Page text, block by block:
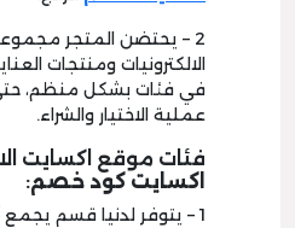
2 – يحتضن المتجر
الالكترونيات ومنتجات
في فئات بشكل منظم،
عملية الاختيار والشراء.
فئات موقع اكسايت
اكسايت كود خصم:
1 – يتوفر لدنيا قسم يجمع